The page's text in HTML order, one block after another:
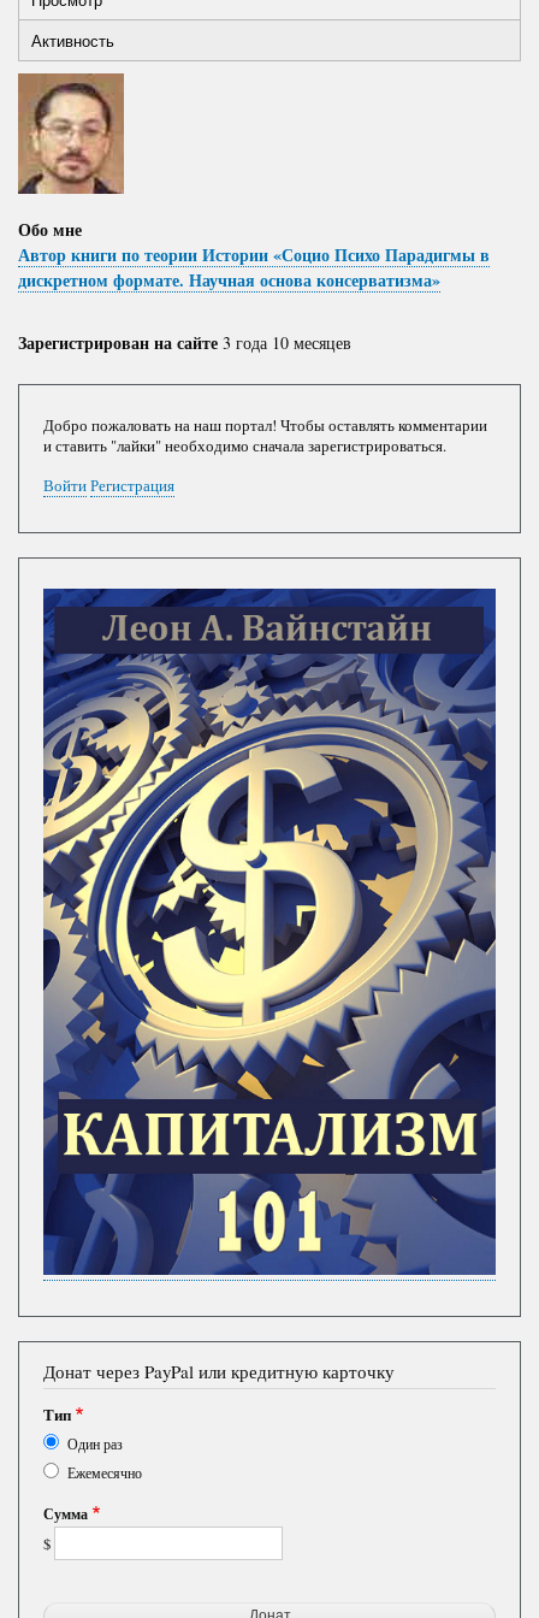
Primary
tabs
вкладка)
Активность
Обо мне
Автор книги по теории Истории «Социо Психо Парадигмы в
дискретном формате. Научная основа консерватизма»
Зарегистрирован на сайте 3 года 10 месяцев
Добро пожаловать на наш портал! Чтобы оставлять комментарии
и ставить "лайки" необходимо сначала зарегистрироваться.
ВойтиРегистрация
Донат через PayPal или кредитную карточку
Тип
Один раз
Ежемесячно
Сумма
$